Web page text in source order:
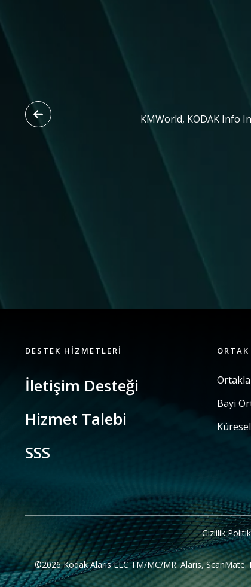
KMWorld, KODAK Info
DESTEK HIZMETLERI
İletişim Desteği
Hizmet Talebi
SSS
Bayi
Gizlilik
©2026 Kodak Alaris LLC TM/MC/MR: Alaris, ScanMate.